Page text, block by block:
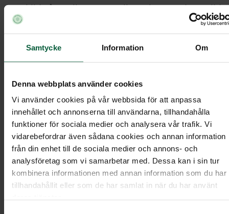
Samtycke Information Om
Denna webbplats använder cookies
Vi använder cookies på vår webbsida för att anpassa
innehållet och annonserna till användarna, tillhandahålla
funktioner för sociala medier och analysera vår trafik. Vi
vidarebefordrar även sådana cookies och annan information
från din enhet till de sociala medier och annons- och
analysföretag som vi samarbetar med. Dessa kan i sin tur
kombinera informationen med annan information som du har
tillhandahållit eller som de har samlat in när du har använt
särskild sång eller ett musikstycke som den
tyckte mycket om. Ibland har den avlidna
egna önskemål i exempelvis Vita Arkivet.
Musiken behöver inte vara sorglig eller hålla ett
viktigaste är att det känns rätt och som ett fint
sätt att hedra den avlidna. Vårt råd är att gärna
god tid på dig när du ska välja vilken musik du vill
ha vid ceremonin.
Olika möjligheter med musik på
begravning